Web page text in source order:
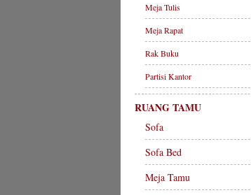
Meja Tulis
Meja Rapat
Rak Buku
Partisi Kantor
RUANG TAMU
Sofa
Sofa Bed
Meja Tamu